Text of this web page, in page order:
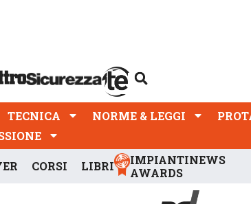
TECNICA NORME & LEGGI
CORSI LIBRI
IMPIANTINEWS
AWARDS